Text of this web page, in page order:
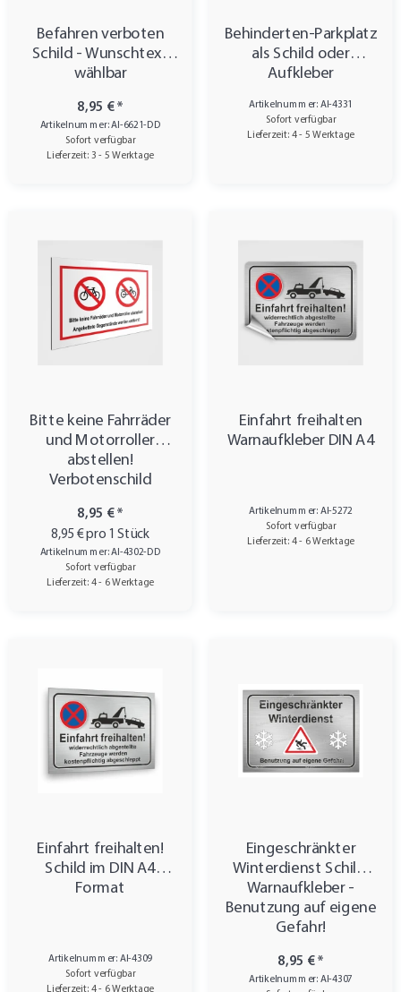
Befahren verboten
Schild - Wunschtext
wählbar
8,95 €*
Artikelnummer: AI-6621-DD
Sofort verfügbar
Lieferzeit: 3 - 5 Werktage
Behinderten-Parkplatz
als Schild oder
Aufkleber
Artikelnummer: AI-4331
Sofort verfügbar
Lieferzeit: 4 - 5 Werktage
Bitte keine Fahrräder
und Motorroller
abstellen!
Verbotenschild
8,95 €*
8,95 € pro 1 Stück
Artikelnummer: AI-4302-DD
Sofort verfügbar
Lieferzeit: 4 - 6 Werktage
Einfahrt freihalten
Warnaufkleber DIN A4
Artikelnummer: AI-5272
Sofort verfügbar
Lieferzeit: 4 - 6 Werktage
Einfahrt freihalten!
Schild im DIN A4
Format
Artikelnummer: AI-4309
Sofort verfügbar
Lieferzeit: 4 - 6 Werktage
Eingeschränkter
Winterdienst Schild,
Warnaufkleber -
Benutzung auf eigene
Gefahr!
8,95 €*
Artikelnummer: AI-4307